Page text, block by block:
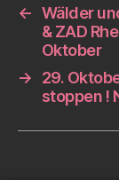
← Wälder
& ZAD
Oktober
→
29.
stoppen !